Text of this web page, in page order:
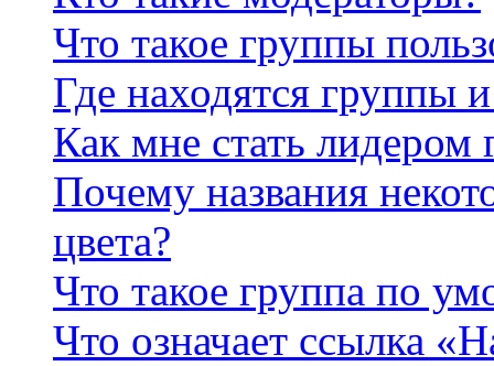
Что такое группы
Где находятся группы
Как мне стать лидером
Почему названия
цвета?
Что такое группа по
Что означает ссылка